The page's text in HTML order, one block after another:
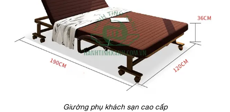
Giường phụ khách sạn cao cấp